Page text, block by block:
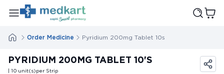
Order Medicine Pyridium 200mg Tablet 10s
PYRIDIUM 200MG TABLET 10'S
| 10 unit(s)per Strip